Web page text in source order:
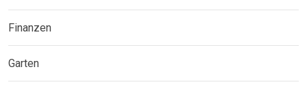
Finanzen
Garten